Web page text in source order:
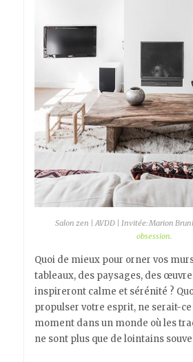
Salon zen | AVDD | Invitée: Marion
obsession.
Quoi de mieux pour orner vos
tableaux, des paysages, des
inspireront calme et sérénité ?
propulser votre esprit, ne serait-ce
moment dans un monde où les
ne sont plus que de lointains